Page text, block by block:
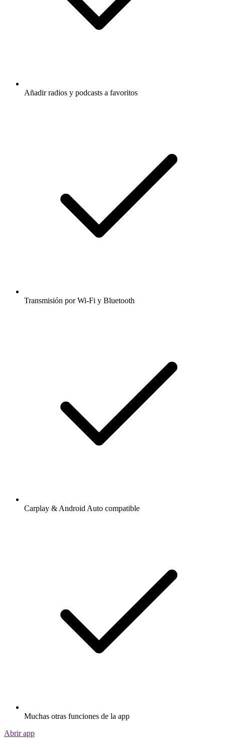
Añadir radios y podcasts a favoritos
Transmisión por Wi-Fi y Bluetooth
Carplay & Android Auto compatible
Muchas otras funciones de la app
Abrir app